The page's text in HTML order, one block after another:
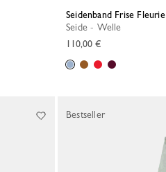
Seidenband Frise Fleurie
Seide - Welle
110,00 €
Bestseller